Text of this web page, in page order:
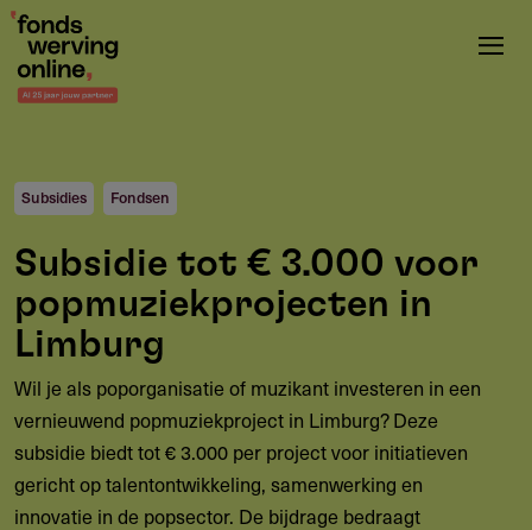
Overslaan
naar
de
gaan
Subsidies Fondsen
Subsidie tot € 3.000 voor
popmuziekprojecten in
Limburg
Wil je als poporganisatie of muzikant investeren in een
vernieuwend popmuziekproject in Limburg? Deze
subsidie biedt tot € 3.000 per project voor initiatieven
gericht op talentontwikkeling, samenwerking en
innovatie in de popsector. De bijdrage bedraagt